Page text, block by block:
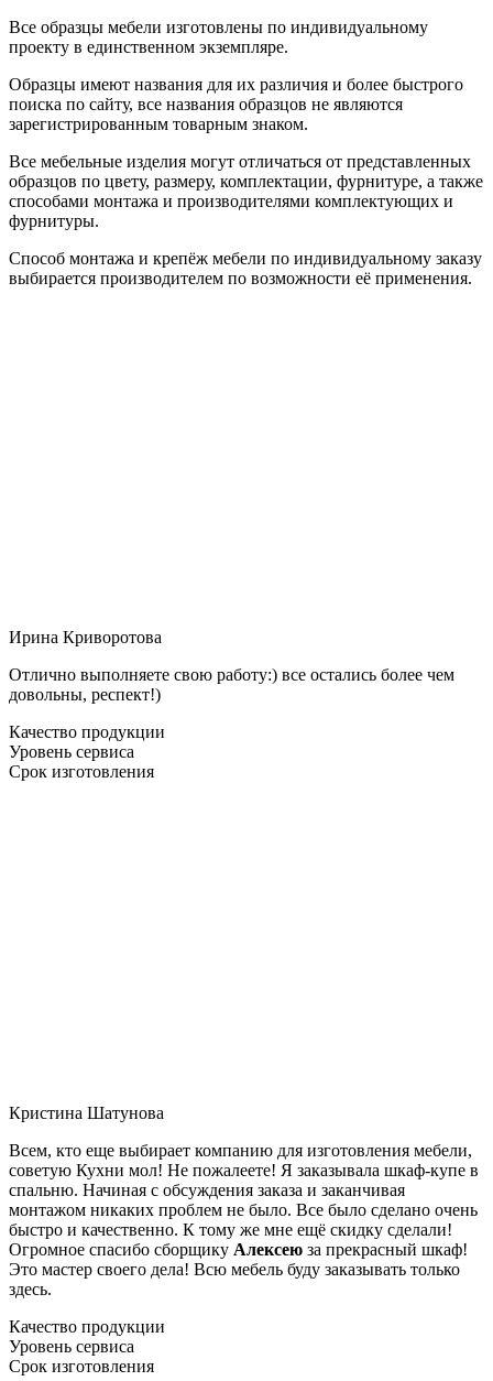
Все образцы мебели изготовлены по индивидуальному
проекту в единственном экземпляре.
Образцы имеют названия для их различия и более быстрого
поиска по сайту, все названия образцов не являются
зарегистрированным товарным знаком.
Все мебельные изделия могут отличаться от представленных
образцов по цвету, размеру, комплектации, фурнитуре, а также
способами монтажа и производителями комплектующих и
фурнитуры.
Способ монтажа и крепёж мебели по индивидуальному заказу
выбирается производителем по возможности её применения.
Ирина Криворотова
Отлично выполняете свою работу:) все остались более чем
довольны, респект!)
Качество продукции
Уровень сервиса
Срок изготовления
Кристина Шатунова
Всем, кто еще выбирает компанию для изготовления мебели,
советую Кухни мол! Не пожалеете! Я заказывала шкаф-купе в
спальню. Начиная с обсуждения заказа и заканчивая
монтажом никаких проблем не было. Все было сделано очень
быстро и качественно. К тому же мне ещё скидку сделали!
Огромное спасибо сборщику Алексею за прекрасный шкаф!
Это мастер своего дела! Всю мебель буду заказывать только
здесь.
Качество продукции
Уровень сервиса
Срок изготовления